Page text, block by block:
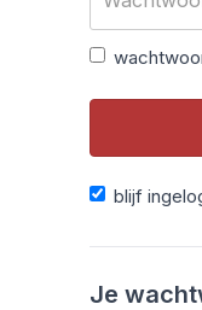
blijf
Je